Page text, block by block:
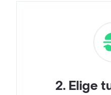
2. Elige